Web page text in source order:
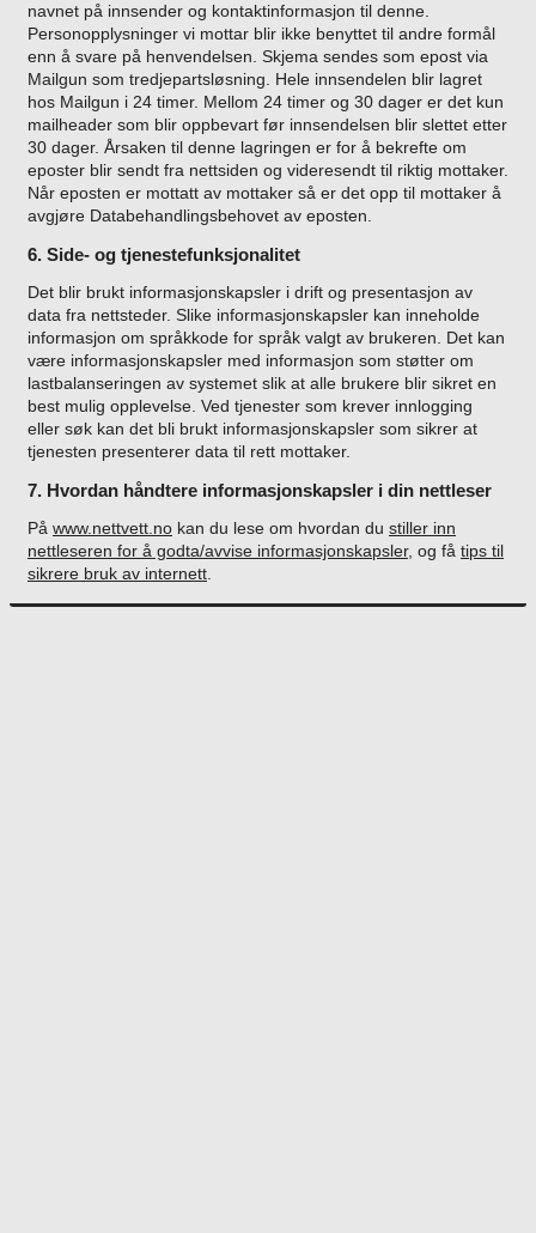
navnet på innsender og kontaktinformasjon til denne.
Personopplysninger vi mottar blir ikke benyttet til andre formål
enn å svare på henvendelsen. Skjema sendes som epost via
Mailgun som tredjepartsløsning. Hele innsendelen blir lagret
hos Mailgun i 24 timer. Mellom 24 timer og 30 dager er det kun
mailheader som blir oppbevart før innsendelsen blir slettet etter
30 dager. Årsaken til denne lagringen er for å bekrefte om
eposter blir sendt fra nettsiden og videresendt til riktig mottaker.
Når eposten er mottatt av mottaker så er det opp til mottaker å
avgjøre Databehandlingsbehovet av eposten.
6. Side- og tjenestefunksjonalitet
Det blir brukt informasjonskapsler i drift og presentasjon av
data fra nettsteder. Slike informasjonskapsler kan inneholde
informasjon om språkkode for språk valgt av brukeren. Det kan
være informasjonskapsler med informasjon som støtter om
lastbalanseringen av systemet slik at alle brukere blir sikret en
best mulig opplevelse. Ved tjenester som krever innlogging
eller søk kan det bli brukt informasjonskapsler som sikrer at
tjenesten presenterer data til rett mottaker.
7. Hvordan håndtere informasjonskapsler i din nettleser
På www.nettvett.no kan du lese om hvordan du stiller inn
nettleseren for å godta/avvise informasjonskapsler, og få tips til
sikrere bruk av internett.